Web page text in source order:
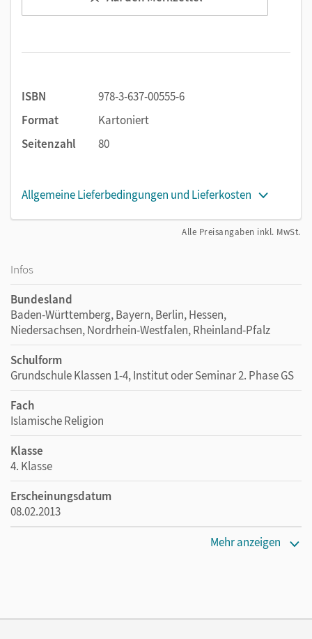
ISBN
978-3-637-00555-6
Format
Kartoniert
Seitenzahl
80
Allgemeine Lieferbedingungen und Lieferkosten
Alle Preisangaben inkl. MwSt.
Infos
Bundesland
Baden-Württemberg, Bayern, Berlin, Hessen,
Niedersachsen, Nordrhein-Westfalen, Rheinland-Pfalz
Schulform
Grundschule Klassen 1-4, Institut oder Seminar 2. Phase GS
Fach
Islamische Religion
Klasse
4. Klasse
Erscheinungsdatum
08.02.2013
Mehr anzeigen